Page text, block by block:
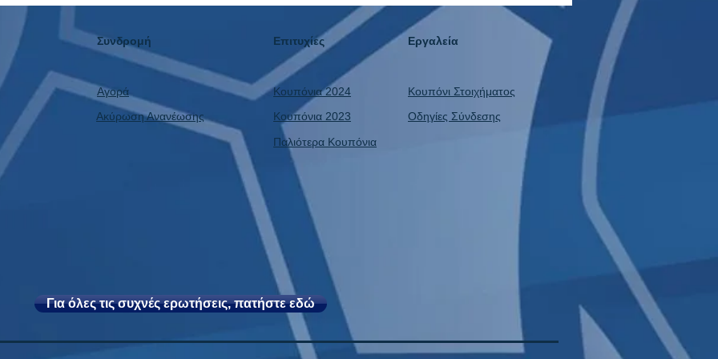
Συνδρομή
Αγορά
Ακύρωση Ανανέωσης
Επιτυχίες Εργαλεία
Κουπόνια 2024
Κουπόνια 2023
Κουπόνι Στοιχήματος
Οδηγίες Σύνδεσης
Παλιότερα Κουπόνια
Για όλες τις συχνές ερωτήσεις, πατήστε εδώ